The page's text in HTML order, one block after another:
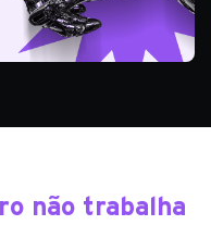
não trabalha